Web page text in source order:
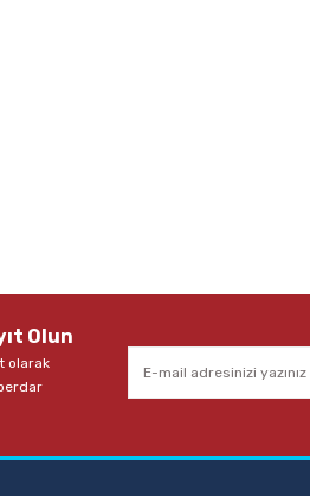
Olun
olarak